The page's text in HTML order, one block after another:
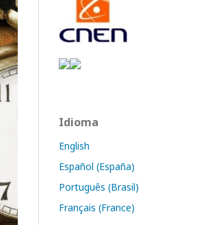
Idioma
English
Español (España)
Português (Brasil)
Français (France)